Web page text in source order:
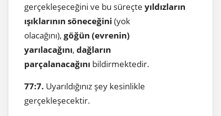
gerçekleşeceğini ve bu süreçte yıldızların
ışıklarının söneceğini (yok
olacağını), göğün (evrenin)
yarılacağını, dağların
parçalanacağını bildirmektedir.
77:7. Uyarıldığınız şey kesinlikle
gerçekleşecektir.